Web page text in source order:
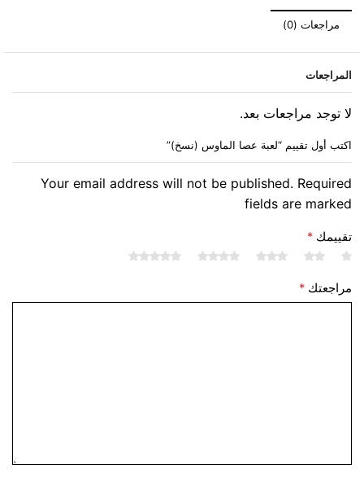
مراجعات (0)
المراجعات
لا توجد مراجعات بعد.
اكتب أول تقييم “لعبة عصا الماوس (نسخ)”
Your email address will not be published. Required
fields are marked
تقييمك *
مراجعتك *